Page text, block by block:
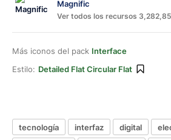
Magnific
Ver todos los recursos
Más iconos del pack Interface
Estilo: Detailed Flat Circular Flat
tecnología interfaz digital